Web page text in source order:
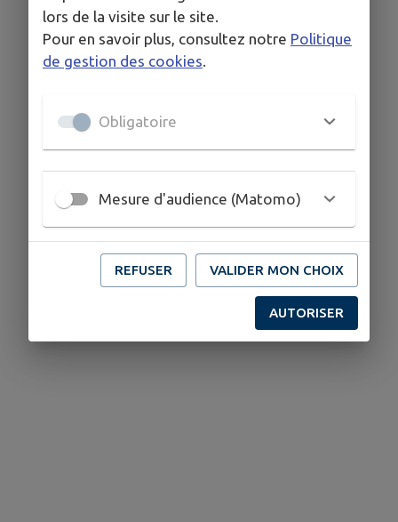
lors de la visite sur le site.
Pour en savoir plus, consultez notre Politique
de gestion des cookies
Obligatoire
Mesure d'audience (Matomo)
REFUSER VALIDER MON CHOIX
AUTORISER